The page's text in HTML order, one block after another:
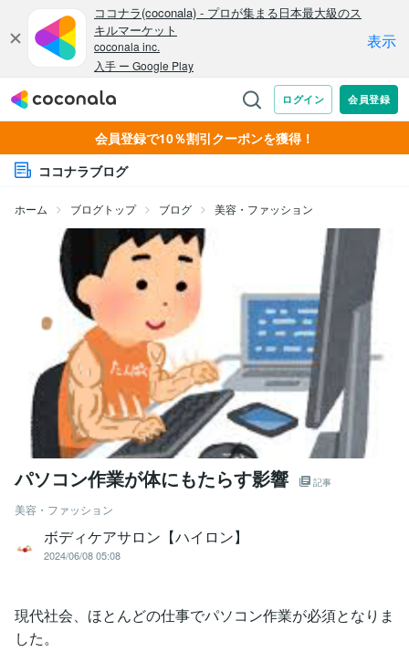
会員登録で10％割引クーポンを獲得！
ココナラブログ
ホーム ブログトップ ブログ 美容・ファッション
パソコン作業が体にもたらす影響 記事
美容・ファッション
ボディケアサロン【ハイロン】
2024/06/08 05:08
現代社会、ほとんどの仕事でパソコン作業が必須となりま
した。